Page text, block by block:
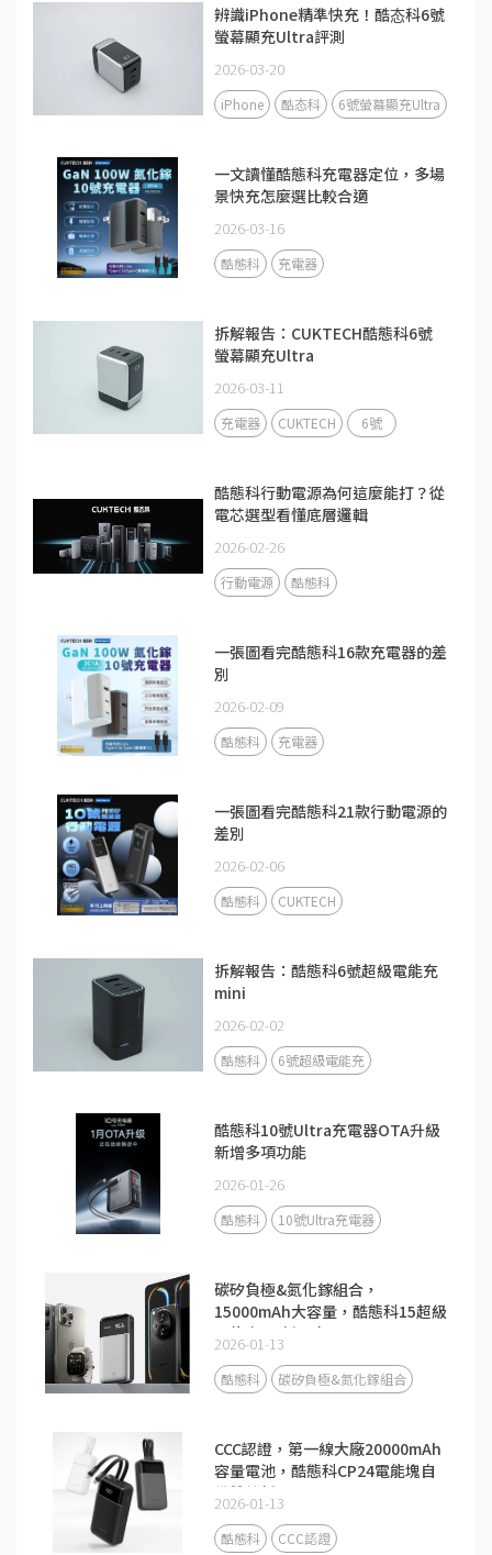
辨識iPhone精準快充！酷态科6號
螢幕顯充Ultra評測
2026-03-20
iPhone 酷态科 6號螢幕顯充Ultra
一文讀懂酷態科充電器定位，多場
景快充怎麼選比較合適
2026-03-16
酷態科 充電器
拆解報告：CUKTECH酷態科6號
螢幕顯充Ultra
2026-03-11
充電器 CUKTECH 6號
酷態科行動電源為何這麼能打？從
電芯選型看懂底層邏輯
2026-02-26
行動電源 酷態科
一張圖看完酷態科16款充電器的差
別
2026-02-09
酷態科 充電器
一張圖看完酷態科21款行動電源的
差別
2026-02-06
酷態科 CUKTECH
拆解報告：酷態科6號超級電能充
mini
2026-02-02
酷態科 6號超級電能充
酷態科10號Ultra充電器OTA升級
新增多項功能
2026-01-26
酷態科 10號Ultra充電器
碳矽負極&氮化鎵組合，
15000mAh大容量，酷態科15超級
電能卡Air新品來了！
2026-01-13
酷態科 碳矽負極&氮化鎵組合
CCC認證，第一線大廠20000mAh
容量電池，酷態科CP24電能塊自
備雙線新品
2026-01-13
酷態科 CCC認證